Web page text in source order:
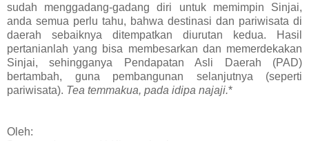
sudah menggadang-gadang diri untuk memimpin Sinjai,
anda semua perlu tahu, bahwa destinasi dan pariwisata di
daerah sebaiknya ditempatkan diurutan kedua. Hasil
pertanianlah yang bisa membesarkan dan memerdekakan
Sinjai, sehingganya Pendapatan Asli Daerah (PAD)
bertambah, guna pembangunan selanjutnya (seperti
pariwisata). Tea temmakua, pada idipa najaji.*
Oleh: